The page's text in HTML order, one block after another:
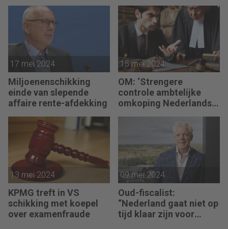
17 mei 2024
Miljoenenschikking
einde van slepende
affaire rente-afdekking
15 mei 2024
OM: ‘Strengere
controle ambtelijke
omkoping Nederlandse
13 mei 2024
KPMG treft in VS
schikking met koepel
over examenfraude
09 mei 2024
Oud-fiscalist:
“Nederland gaat niet op
tijd klaar zijn voor